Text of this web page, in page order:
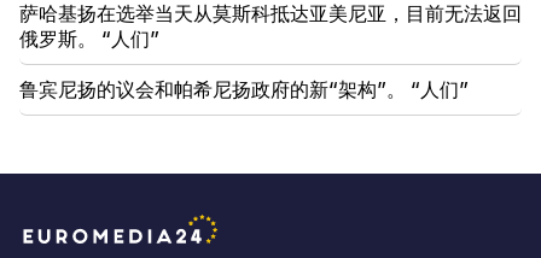
萨哈基扬在选举当天从莫斯科抵达亚美尼亚，目前无法返回
俄罗斯。 “人们”
鲁宾尼扬的议会和帕希尼扬政府的新“架构”。 “人们”